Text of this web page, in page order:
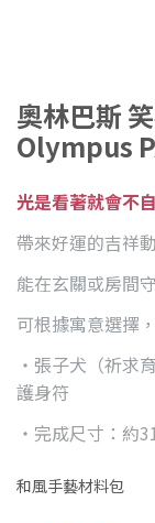
奧林巴斯
Olympus
光是看著就會不
帶來好運的吉祥
能在玄關或房間
可根據寓意選擇
・張子犬（祈求
護身符
・完成尺寸：約
和風手藝材料包